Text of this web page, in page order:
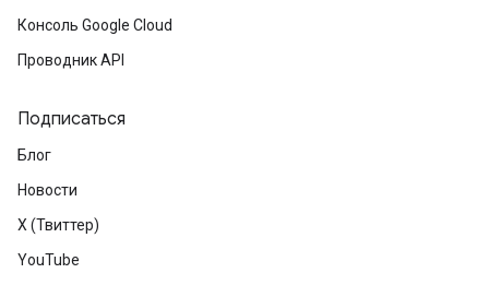
Консоль Google Cloud
Проводник API
Подписаться
Блог
Новости
X (Твиттер)
YouTube